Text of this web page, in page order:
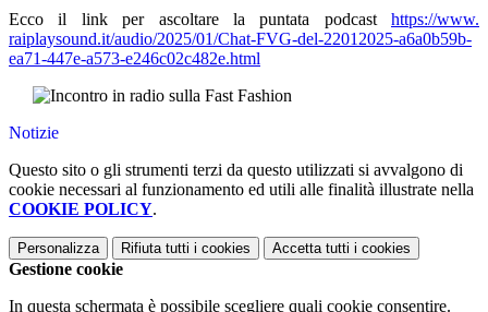
Ecco il link per ascoltare la puntata podcast https://www.
raiplaysound.it/audio/2025/01/Chat-FVG-del-22012025-a6a0b59b-
ea71-447e-a573-e246c02c482e.html
Notizie
Questo sito o gli strumenti terzi da questo utilizzati si avvalgono di
cookie necessari al funzionamento ed utili alle finalità illustrate nella
COOKIE POLICY.
Personalizza Rifiuta tutti i cookies Accetta tutti i cookies
Gestione cookie
In questa schermata è possibile scegliere quali cookie consentire.